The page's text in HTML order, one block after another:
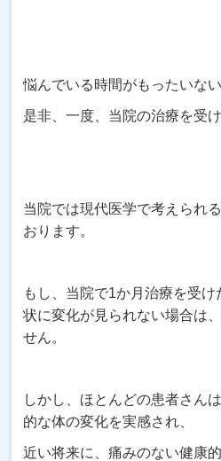
悩んでいる時間がもったいない
是非、一度、当院の治療を受
当院では現代医学で考えられ
おります。
もし、当院で1か月治療を受
状に変化が見られない場合は
せん。
しかし、ほとんどの患者さん
的な体の変化を実感され、
近い将来に、痛みのない健康